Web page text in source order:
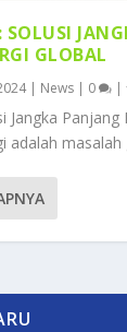
SOLUSI
GLOBAL
| News | 0 |
Jangka Panjang
adalah masalah